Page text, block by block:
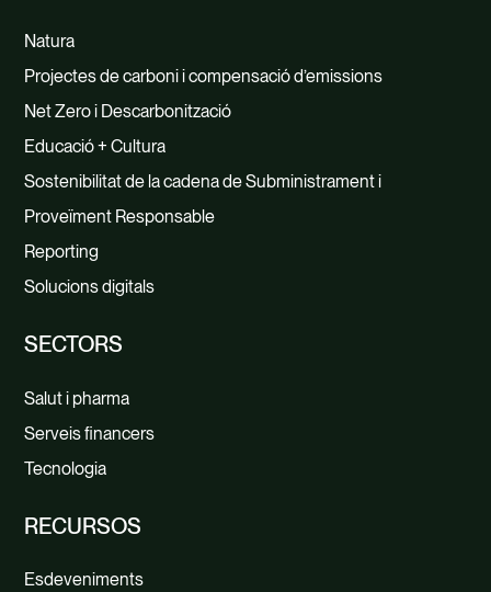
Natura
Projectes de carboni i compensació d’emissions
Net Zero i Descarbonització
Educació + Cultura
Sostenibilitat de la cadena de Subministrament i
Proveïment Responsable
Reporting
Solucions digitals
SECTORS
Salut i pharma
Serveis financers
Tecnologia
RECURSOS
Esdeveniments